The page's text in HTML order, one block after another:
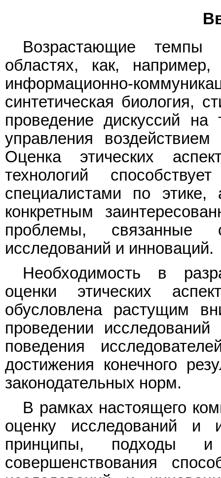
Возрастающие темпы
областях, как, например,
информационно-
синтетическая биология,
проведение дискуссий
управления
Оценка этических
технологий
специалистами по
конкретным
проблемы, связанные
исследований и инноваций.
Необходимость в
оценки этических
обусловлена растущим
проведении
поведения
достижения конечного
законодательных норм.
В рамках настоящего
оценку исследований и
принципы, подходы и
совершенствования